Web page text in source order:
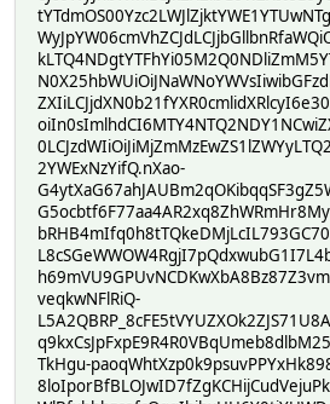
2YWExNzYifQ.nXao-
veqkwNFlRiQ-
TkHgu-